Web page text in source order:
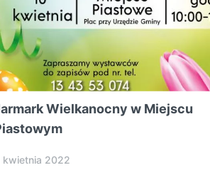
Wielkanocny w Miejscu
kwietnia 2022